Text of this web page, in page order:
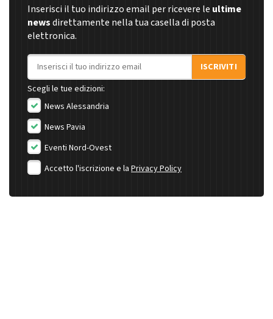
Inserisci il tuo indirizzo email per ricevere le ultime
newsdirettamente nella tua casella di posta
elettronica.
Indirizzo email
ISCRIVITI
Scegli le tue edizioni:
News Alessandria
News Pavia
Eventi Nord-Ovest
Accetto l'iscrizione e la Privacy Policy